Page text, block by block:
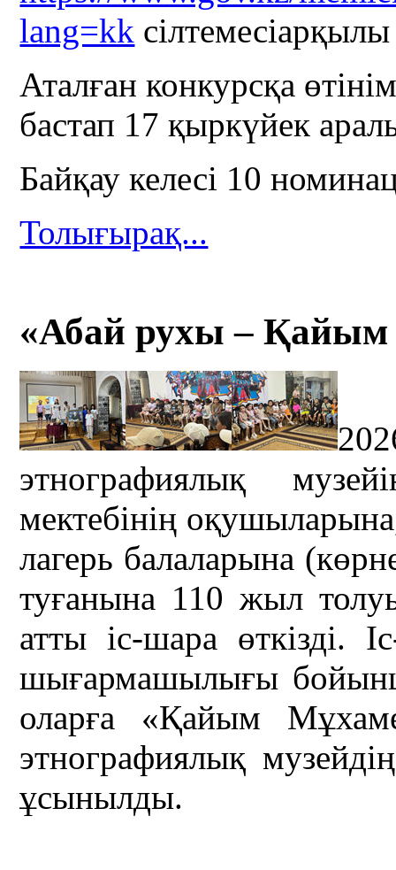
lang=kk
Аталған конкурсқа
бастап 17 қыркүйек
Байқау келесі 10
Толығырақ...
«Абай рухы – Қайым
этнографиялық
мектебінің
лагерь балаларына
туғанына 110 жыл
атты іс-шара өткізді.
шығармашылығы
оларға «Қайым
этнографиялық
ұсынылды.